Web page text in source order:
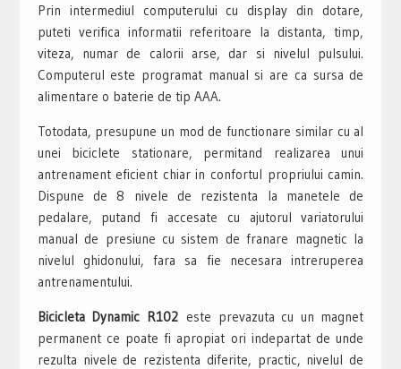
Prin intermediul computerului cu display din dotare,
puteti verifica informatii referitoare la distanta, timp,
viteza, numar de calorii arse, dar si nivelul pulsului.
Computerul este programat manual si are ca sursa de
alimentare o baterie de tip AAA.
Totodata, presupune un mod de functionare similar cu al
unei biciclete stationare, permitand realizarea unui
antrenament eficient chiar in confortul propriului camin.
Dispune de 8 nivele de rezistenta la manetele de
pedalare, putand fi accesate cu ajutorul variatorului
manual de presiune cu sistem de franare magnetic la
nivelul ghidonului, fara sa fie necesara intreruperea
antrenamentului.
Bicicleta Dynamic R102 este prevazuta cu un magnet
permanent ce poate fi apropiat ori indepartat de unde
rezulta nivele de rezistenta diferite, practic, nivelul de